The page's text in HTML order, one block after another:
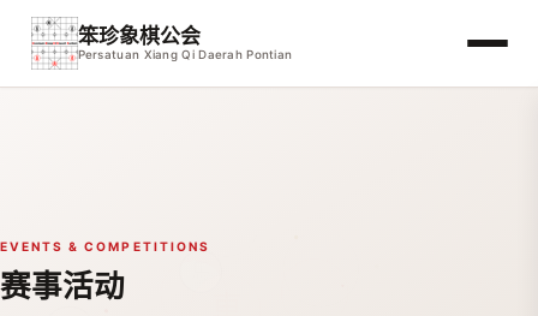
笨珍象棋公会
Persatuan Xiang Qi Daerah Pontian
EVENTS & COMPETITIONS
赛事活动